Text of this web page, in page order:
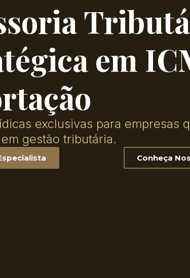
em
exclusivas para empresas
gestão tributária.
Conheça